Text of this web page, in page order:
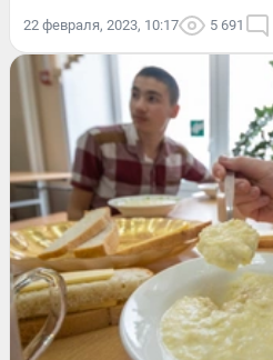
22 февраля, 2023, 10:17 5 691